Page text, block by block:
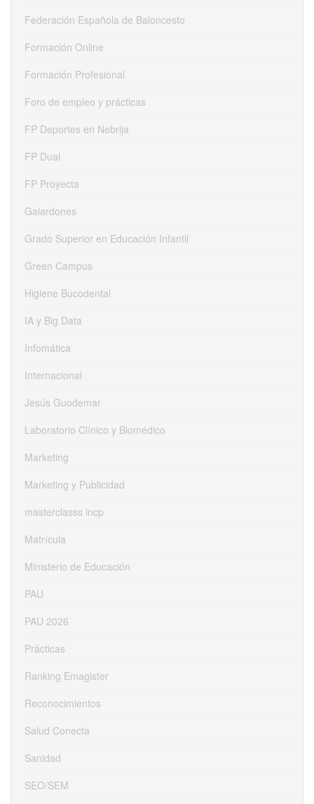
Federación Española de Baloncesto
Formación Online
Formación Profesional
Foro de empleo y prácticas
FP Deportes en Nebrija
FP Dual
FP Proyecta
Galardones
Grado Superior en Educación Infantil
Green Campus
Higiene Bucodental
IA y Big Data
Infomática
Internacional
Jesús Guodemar
Laboratorio Clínico y Biomédico
Marketing
Marketing y Publicidad
masterclasss incp
Matrícula
Ministerio de Educación
PAU
PAU 2026
Prácticas
Ranking Emagister
Reconocimientos
Salud Conecta
Sanidad
SEO/SEM